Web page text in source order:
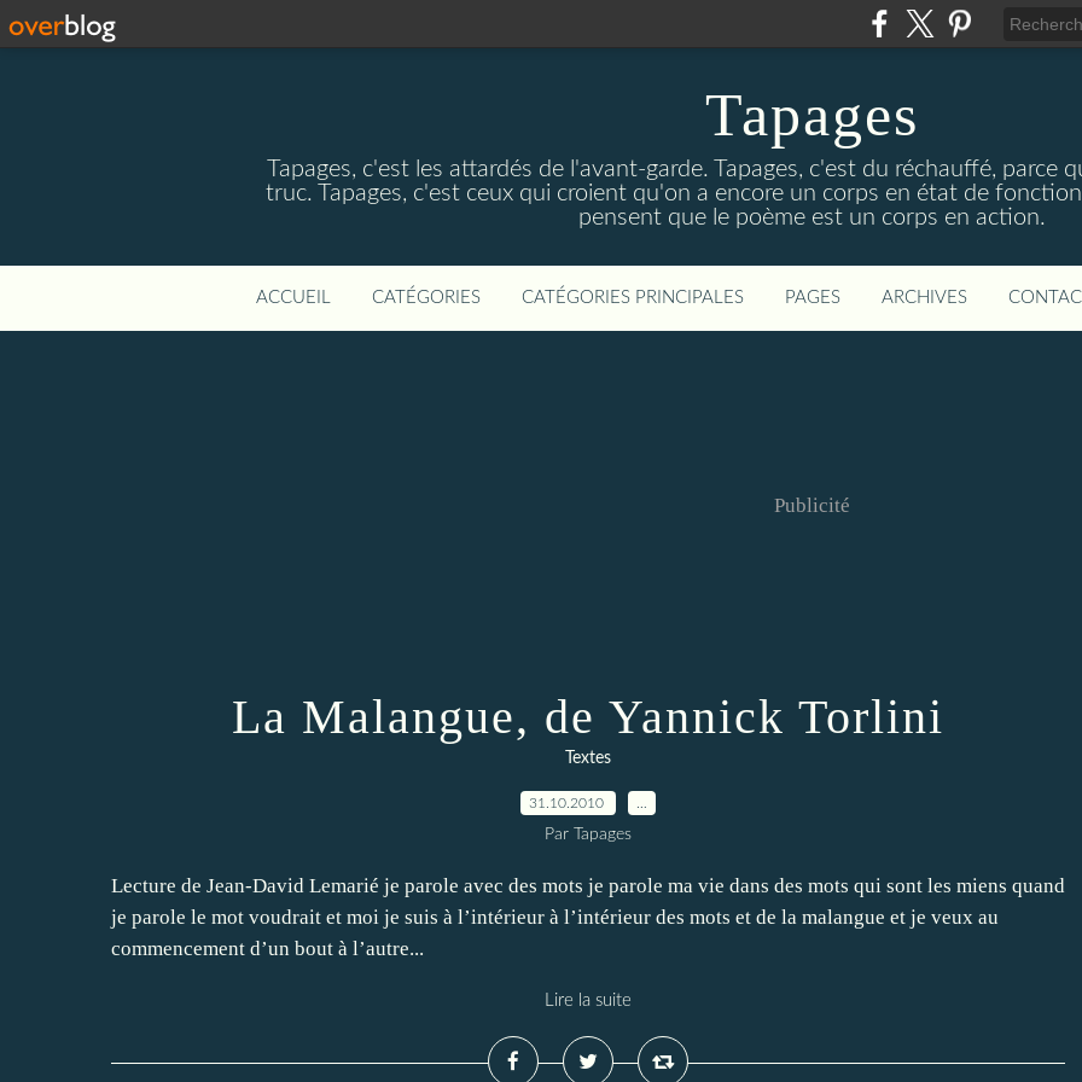
Tapages
Tapages, c'est les attardés de l'avant-garde. Tapages, c'est du réchauffé, parce
truc. Tapages, c'est ceux qui croient qu'on a encore un corps en état de
pensent que le poème est un corps en action.
ACCUEIL CATÉGORIES CATÉGORIES PRINCIPALES PAGES ARCHIVES
Publicité
La Malangue, de Yannick Torlini
Textes
31.10.2010
Par Tapages
Lecture de Jean-David Lemarié je parole avec des mots je parole ma vie dans des mots qui sont les miens quand
je parole le mot voudrait et moi je suis à l’intérieur à l’intérieur des mots et de la malangue et je veux au
commencement d’un bout à l’autre...
Lire la suite